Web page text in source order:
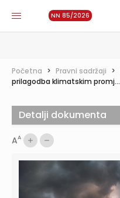
NN 85/2026
Početna > Pravni sadržaji >
prilagodba klimatskim promj...
AA
Detalji dokumenta